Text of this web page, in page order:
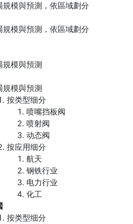
規模與預測，依區域劃分
規模與預測，依區域劃分
規模與預測
規模與預測
按类型细分
喷嘴挡板阀
喷射阀
动态阀
按应用细分
航天
钢铁行业
电力行业
化工
按类型细分